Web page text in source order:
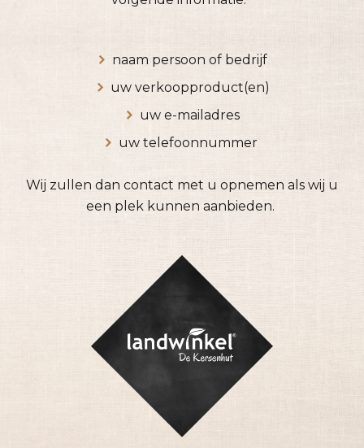
naam persoon of bedrijf
uw verkoopproduct(en)
uw e-mailadres
uw telefoonnummer
Wij zullen dan contact met u opnemen als wij u
een plek kunnen aanbieden.